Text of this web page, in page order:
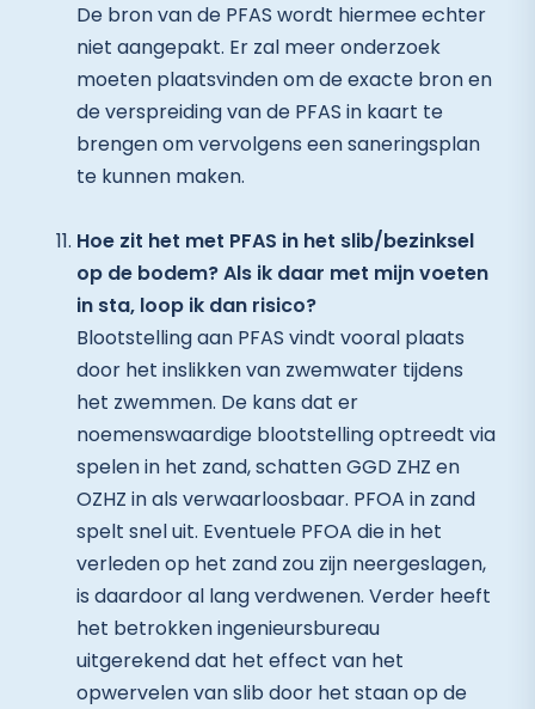
De bron van de PFAS wordt hiermee echter
niet aangepakt. Er zal meer onderzoek
moeten plaatsvinden om de exacte bron en
de verspreiding van de PFAS in kaart te
brengen om vervolgens een saneringsplan
te kunnen maken.
Hoe zit het met PFAS in het slib/bezinksel
op de bodem? Als ik daar met mijn voeten
in sta, loop ik dan risico?
Blootstelling aan PFAS vindt vooral plaats
door het inslikken van zwemwater tijdens
het zwemmen. De kans dat er
noemenswaardige blootstelling optreedt via
spelen in het zand, schatten GGD ZHZ en
OZHZ in als verwaarloosbaar. PFOA in zand
spelt snel uit. Eventuele PFOA die in het
verleden op het zand zou zijn neergeslagen,
is daardoor al lang verdwenen. Verder heeft
het betrokken ingenieursbureau
uitgerekend dat het effect van het
opwervelen van slib door het staan op de